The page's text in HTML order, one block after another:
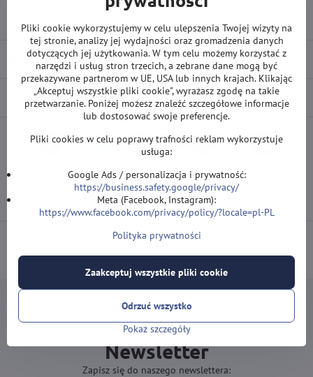
Gwint shaftu: 2BA
Recenzje 0
Dyskusja 0
BlueskyPinterestReddit LinkedInWhatsApp
Poprzedni produkt Następny produkt
DARMOWA wysyłka od 500 zł(obowiązuje przy płatności przelewem
lub kartą).
Newsletter
Zapisz się do naszego newslettera:
Pliki cookie wykorzystujemy w celu ulepszenia Twojej wizyty na
tej stronie, analizy jej wydajności oraz gromadzenia danych
dotyczących jej użytkowania. W tym celu możemy korzystać z
narzędzi i usług stron trzecich, a zebrane dane mogą być
przekazywane partnerom w UE, USA lub innych krajach. Klikając
„Akceptuj wszystkie pliki cookie", wyrażasz zgodę na takie
przetwarzanie. Poniżej możesz znaleźć szczegółowe informacje
lub dostosować swoje preferencje.
Pliki cookies w celu poprawy trafności reklam wykorzystuje
usługa:
Google Ads / personalizacja i prywatność:
https://business.safety.google/privacy/
Meta (Facebook, Instagram):
https://www.facebook.com/privacy/policy/?locale=pl-PL
Polityka prywatności
Pokaż szczegóły
Zaakceptuj wszystkie pliki cookie
Odrzuć wszystko